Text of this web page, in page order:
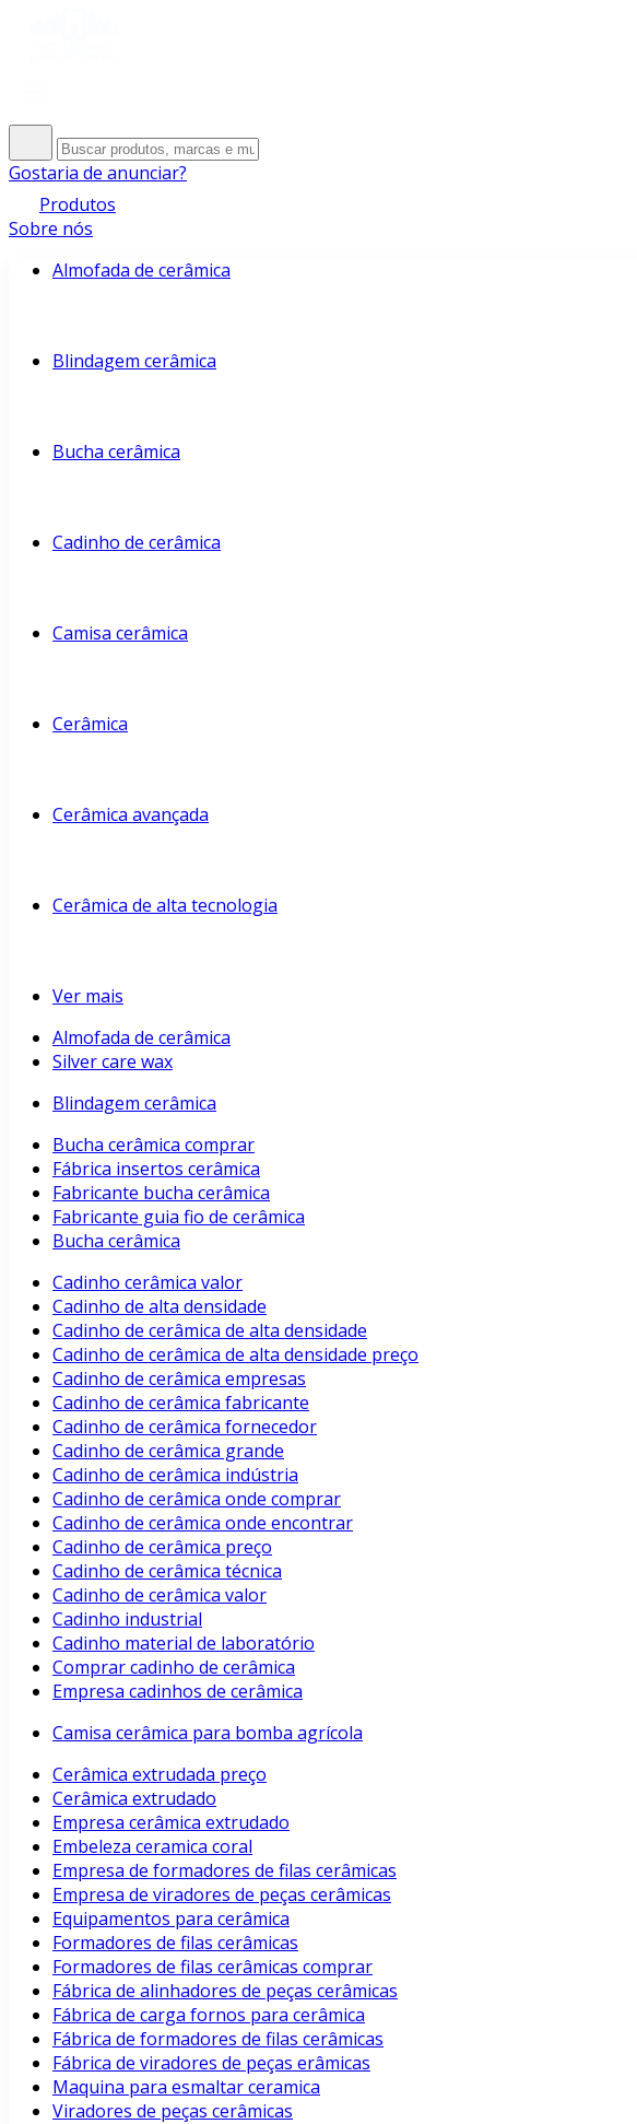
Gostaria de anunciar?
Produtos
Sobre nós
Almofada de cerâmica
Blindagem cerâmica
Bucha cerâmica
Cadinho de cerâmica
Camisa cerâmica
Cerâmica
Cerâmica avançada
Cerâmica de alta tecnologia
Ver mais
Almofada de cerâmica
Silver care wax
Blindagem cerâmica
Bucha cerâmica comprar
Fábrica insertos cerâmica
Fabricante bucha cerâmica
Fabricante guia fio de cerâmica
Bucha cerâmica
Cadinho cerâmica valor
Cadinho de alta densidade
Cadinho de cerâmica de alta densidade
Cadinho de cerâmica de alta densidade preço
Cadinho de cerâmica empresas
Cadinho de cerâmica fabricante
Cadinho de cerâmica fornecedor
Cadinho de cerâmica grande
Cadinho de cerâmica indústria
Cadinho de cerâmica onde comprar
Cadinho de cerâmica onde encontrar
Cadinho de cerâmica preço
Cadinho de cerâmica técnica
Cadinho de cerâmica valor
Cadinho industrial
Cadinho material de laboratório
Comprar cadinho de cerâmica
Empresa cadinhos de cerâmica
Camisa cerâmica para bomba agrícola
Cerâmica extrudada preço
Cerâmica extrudado
Empresa cerâmica extrudado
Embeleza ceramica coral
Empresa de formadores de filas cerâmicas
Empresa de viradores de peças cerâmicas
Equipamentos para cerâmica
Formadores de filas cerâmicas
Formadores de filas cerâmicas comprar
Fábrica de alinhadores de peças cerâmicas
Fábrica de carga fornos para cerâmica
Fábrica de formadores de filas cerâmicas
Fábrica de viradores de peças erâmicas
Maquina para esmaltar ceramica
Viradores de peças cerâmicas